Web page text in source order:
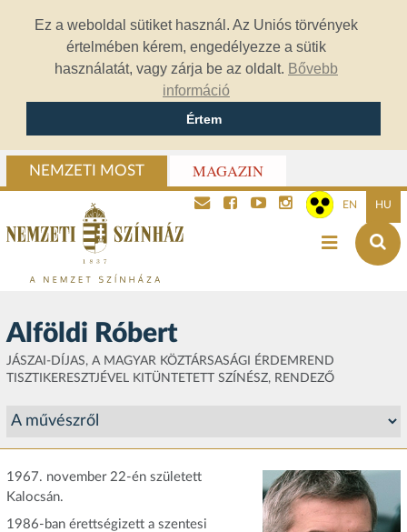
Ez a weboldal sütiket használ. Az Uniós törvények
értelmében kérem, engedélyezze a sütik
használatát, vagy zárja be az oldalt. Bővebb
információ
Értem
NEMZETI MOST MAGAZIN
EN HU
Alföldi Róbert
JÁSZAI-DÍJAS, A MAGYAR KÖZTÁRSASÁGI ÉRDEMREND
TISZTIKERESZTJÉVEL KITÜNTETETT SZÍNÉSZ, RENDEZŐ
1967. november 22-én született
Kalocsán.
1986-ban érettségizett a szentesi